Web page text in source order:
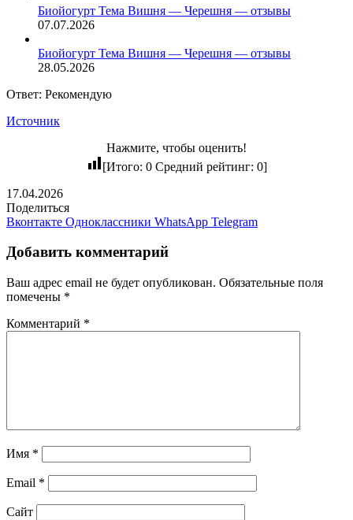
Биойогурт Тема Вишня — Черешня — отзывы
07.07.2026
Биойогурт Тема Вишня — Черешня — отзывы
28.05.2026
Ответ: Рекомендую
Источник
Нажмите, чтобы оценить!
[Итого: 0Средний рейтинг: 0]
17.04.2026
Поделиться
Вконтакте Одноклассники WhatsApp Telegram
Добавить комментарий
Ваш адрес email не будет опубликован. Обязательные поля
помечены *
Комментарий *
Имя *
Email *
Сайт